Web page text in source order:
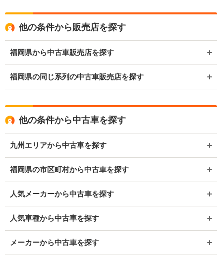
他の条件から販売店を探す
福岡県から中古車販売店を探す
福岡県の同じ系列の中古車販売店を探す
他の条件から中古車を探す
九州エリアから中古車を探す
福岡県の市区町村から中古車を探す
人気メーカーから中古車を探す
人気車種から中古車を探す
メーカーから中古車を探す